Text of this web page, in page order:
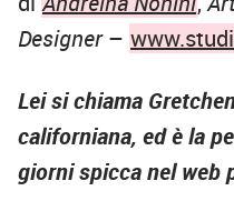
Designer–
Lei si chiama
californiana, edèla
giorni spicca nel web